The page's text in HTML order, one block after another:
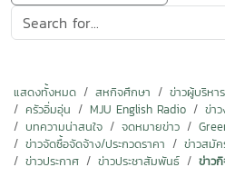
แสดงทั้งหมด สหกิจศึกษา ข่าวผู้บริหาร
ครัวอิ่มอุ่น
MJU English Radio ข่า
บทความน่าสนใจ
จดหมายข่าว
ข่าวจัดซื้อจัดจ้าง/ประกวดราคา
ข่าวสมัค
ข่าวประกาศ
ข่าวประชาสัมพันธ์ ข่าว